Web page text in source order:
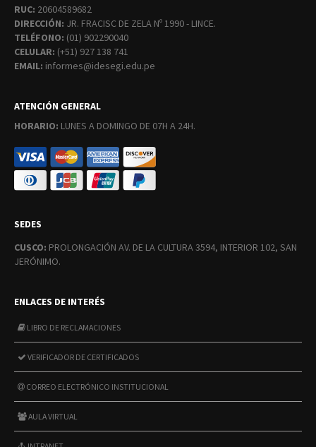
RUC: 20604589682
DIRECCIÓN: JR. FRACISC DE ZELA Nº 1990 - LINCE.
TELÉFONO: (01) 902290040
CELULAR: (+51) 927 138 741
EMAIL: informes@idesegi.edu.pe
ATENCIÓN GENERAL
HORARIO: LUNES A DOMINGO DE 07H A 24H.
SEDES
CUSCO: PROLONGACIÓN AV. DE LA CULTURA 3594, INTERIOR 102, SAN
JERÓNIMO.
ENLACES DE INTERÉS
LIBRO DE RECLAMACIONES
VERIFICADOR DE CERTIFICADOS
CORREO ELECTRÓNICO INSTITUCIONAL
AULA VIRTUAL